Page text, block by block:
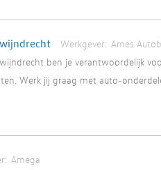
Werkgever: Ames
ben je verantwoordelijk
Werk jij graag met auto-
Amega